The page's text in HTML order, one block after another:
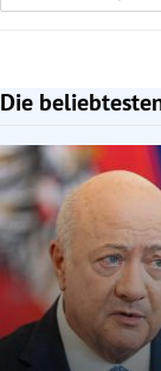
Die
Slide 1 von 7